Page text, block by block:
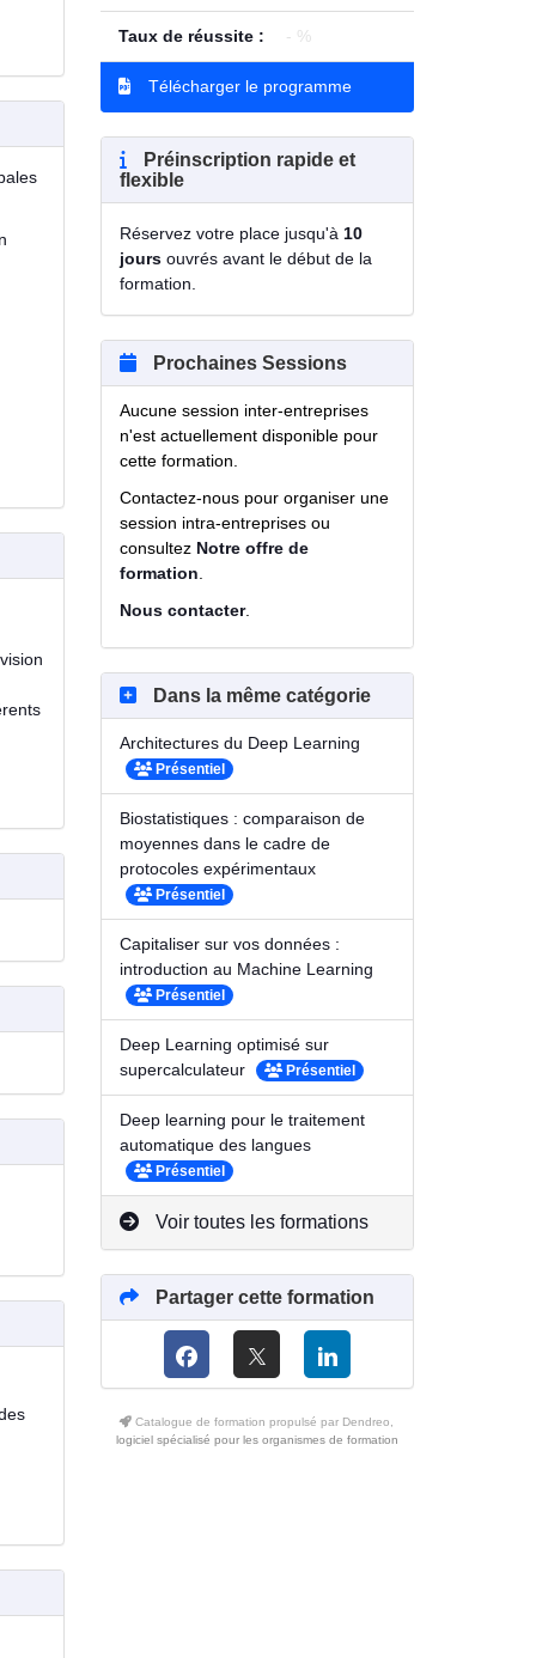
Taux de réussite : - %
Télécharger le programme
Préinscription rapide et
flexible
Réservez votre place jusqu'à 10
joursouvrés avant le début de la
formation.
Prochaines Sessions
Aucune session inter-entreprises
n'est actuellement disponible pour
cette formation.
Contactez-nous pour organiser une
session intra-entreprises ou
consultez Notre offre de
formation
Nous contacter.
Dans la même catégorie
Architectures du Deep Learning
Présentiel
Biostatistiques : comparaison de
moyennes dans le cadre de
protocoles expérimentaux
Présentiel
Capitaliser sur vos données :
introduction au Machine Learning
Présentiel
Deep Learning optimisé sur
supercalculateur
Présentiel
Deep learning pour le traitement
automatique des langues
Présentiel
Voir toutes les formations
Partager cette formation
Catalogue de formation propulsé par Dendreo,
logiciel spécialisé pour les organismes de formation